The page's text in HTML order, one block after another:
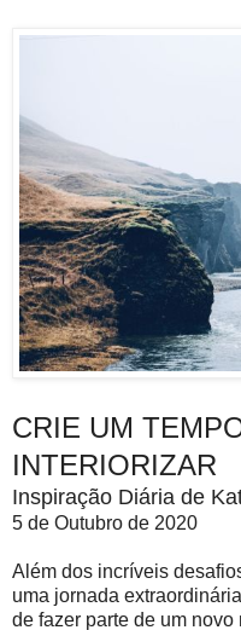
CRIE UM
INTERIORIZAR
Inspiração Diária de
5 de Outubro de 2020
Além dos incríveis
uma jornada
de fazer parte de um